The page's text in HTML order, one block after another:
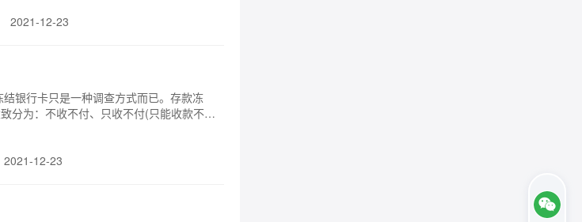
2021-12-23
银行卡只是一种调查方式而已。存款冻
分为：不收不付、只收不付(只能收款不能
2021-12-23